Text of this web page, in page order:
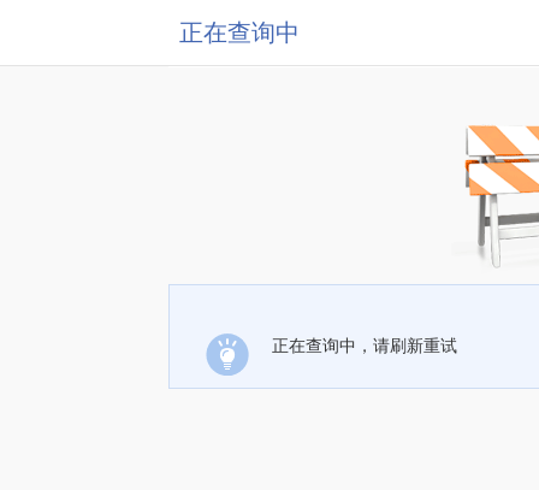
正在查询中
正在查询中，请刷新重试